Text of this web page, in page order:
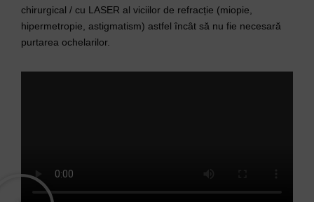
chirurgical / cu LASER al viciilor de refracție (miopie,
hipermetropie, astigmatism) astfel încât să nu fie necesară
purtarea ochelarilor.